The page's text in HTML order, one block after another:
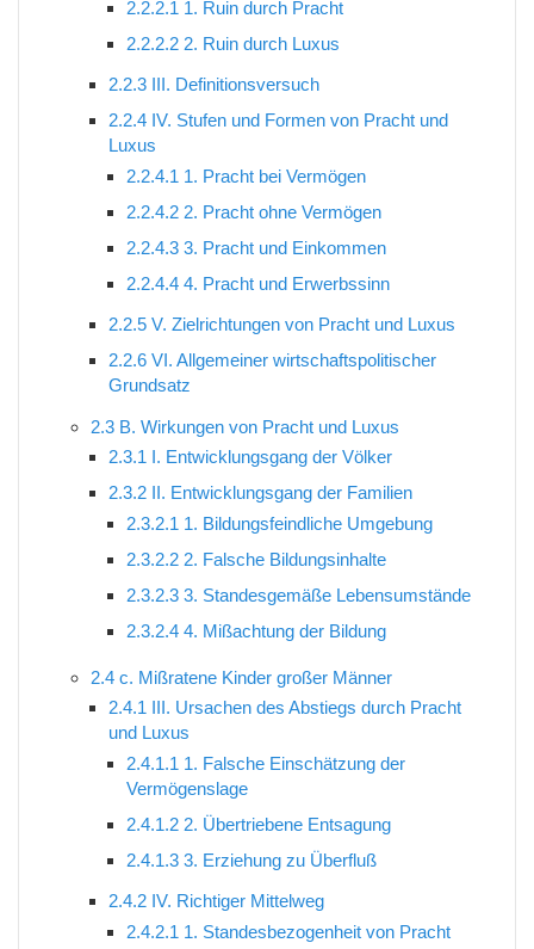
2.2.2.1 1. Ruin durch Pracht
2.2.2.2 2. Ruin durch Luxus
2.2.3 III. Definitionsversuch
2.2.4 IV. Stufen und Formen von Pracht und
Luxus
2.2.4.1 1. Pracht bei Vermögen
2.2.4.2 2. Pracht ohne Vermögen
2.2.4.3 3. Pracht und Einkommen
2.2.4.4 4. Pracht und Erwerbssinn
2.2.5 V. Zielrichtungen von Pracht und Luxus
2.2.6 VI. Allgemeiner wirtschaftspolitischer
Grundsatz
2.3 B. Wirkungen von Pracht und Luxus
2.3.1 I. Entwicklungsgang der Völker
2.3.2 II. Entwicklungsgang der Familien
2.3.2.1 1. Bildungsfeindliche Umgebung
2.3.2.2 2. Falsche Bildungsinhalte
2.3.2.3 3. Standesgemäße Lebensumstände
2.3.2.4 4. Mißachtung der Bildung
2.4 c. Mißratene Kinder großer Männer
2.4.1 III. Ursachen des Abstiegs durch Pracht
und Luxus
2.4.1.1 1. Falsche Einschätzung der
Vermögenslage
2.4.1.2 2. Übertriebene Entsagung
2.4.1.3 3. Erziehung zu Überfluß
2.4.2 IV. Richtiger Mittelweg
2.4.2.1 1. Standesbezogenheit von Pracht